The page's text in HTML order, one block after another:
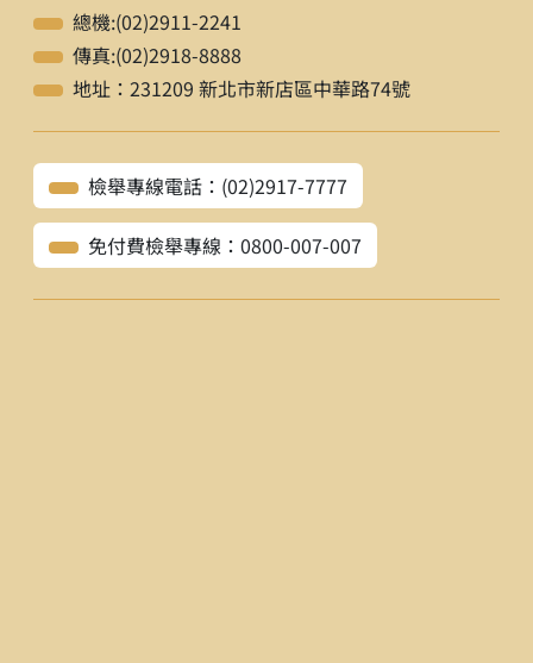
總機:(02)2911-2241
傳真:(02)2918-8888
地址：231209 新北市新店區中華路74號
檢舉專線電話：(02)2917-7777
免付費檢舉專線：0800-007-007